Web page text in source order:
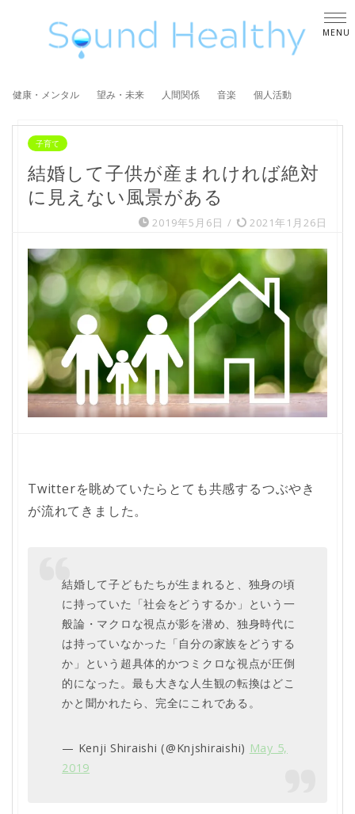
健康・メンタル 望み・未来 人間関係 音楽 個人活動
子育て
結婚して子供が産まれければ絶対
に見えない風景がある
2019年5月6日 / 2021年1月26日
Twitterを眺めていたらとても共感するつぶやき
が流れてきました。
結婚して子どもたちが生まれると、独身の頃
に持っていた「社会をどうするか」という一
般論・マクロな視点が影を潜め、独身時代に
は持っていなかった「自分の家族をどうする
か」という超具体的かつミクロな視点が圧倒
的になった。最も大きな人生観の転換はどこ
かと聞かれたら、完全にこれである。
— Kenji Shiraishi (@Knjshiraishi) May 5,
2019